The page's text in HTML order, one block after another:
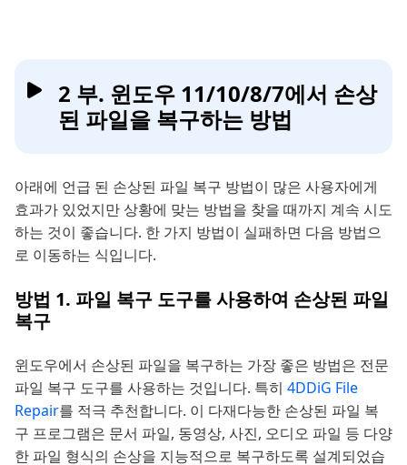
2 부. 윈도우 11/10/8/7에서 손상
된 파일을 복구하는 방법
아래에 언급 된 손상된 파일 복구 방법이 많은 사용자에게
효과가 있었지만 상황에 맞는 방법을 찾을 때까지 계속 시도
하는 것이 좋습니다. 한 가지 방법이 실패하면 다음 방법으
로 이동하는 식입니다.
방법 1. 파일 복구 도구를 사용하여 손상된 파일
복구
윈도우에서 손상된 파일을 복구하는 가장 좋은 방법은 전문
파일 복구 도구를 사용하는 것입니다. 특히 4DDiG File
Repair를 적극 추천합니다. 이 다재다능한 손상된 파일 복
구 프로그램은 문서 파일, 동영상, 사진, 오디오 파일 등 다양
한 파일 형식의 손상을 지능적으로 복구하도록 설계되었습